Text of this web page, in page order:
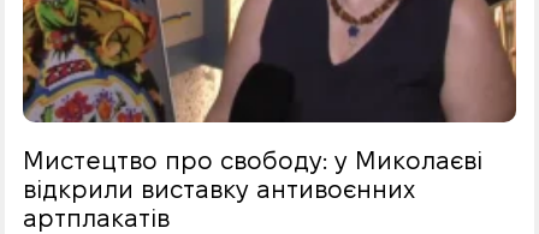
Мистецтво про свободу: у Миколаєві
відкрили виставку антивоєнних
артплакатів